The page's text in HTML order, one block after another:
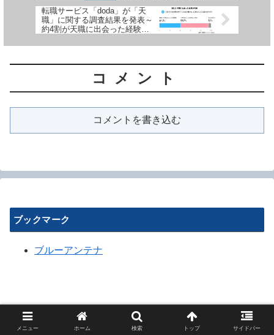
転職サービス「doda」が「天
職」に関する調査結果を発表～
約4割が天職に出会った経験あ
な傾向～
コメント
コメントを書き込む
ブックマーク
ブルーアンテナ
メニュー ホーム 検索 トップ サイドバー